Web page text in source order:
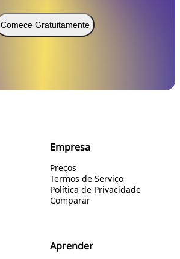
Comece Gratuitamente
Empresa
Preços
Termos de Serviço
Política de Privacidade
Comparar
Aprender